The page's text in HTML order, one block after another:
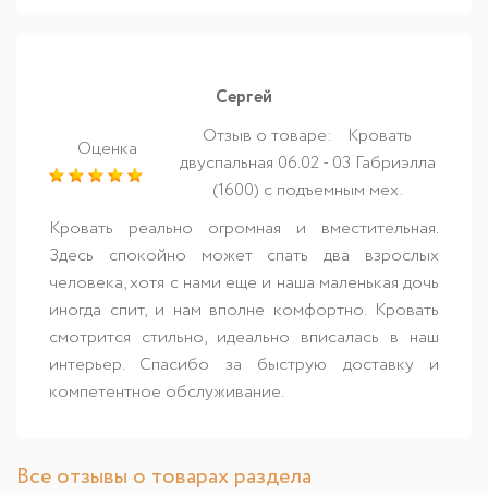
Сергей
Оценка
Отзыв о товаре:
Кровать
двуспальная 06.02 - 03 Габриэлла
(1600) с подъемным мех.
Кровать реально огромная и вместительная.
Здесь спокойно может спать два взрослых
человека, хотя с нами еще и наша маленькая дочь
иногда спит, и нам вполне комфортно. Кровать
смотрится стильно, идеально вписалась в наш
интерьер. Спасибо за быструю доставку и
компетентное обслуживание.
Все отзывы о товарах раздела